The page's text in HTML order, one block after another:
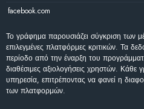
facebook.com
Το γράφημα παρουσιάζει σύγκριση των
επιλεγμένες πλατφόρμες κριτικών. Τα
περίοδο από την έναρξη του
διαθέσιμες αξιολογήσεις χρηστών. Κάθε
υπηρεσία, επιτρέποντας να φανεί η
των πλατφορμών.